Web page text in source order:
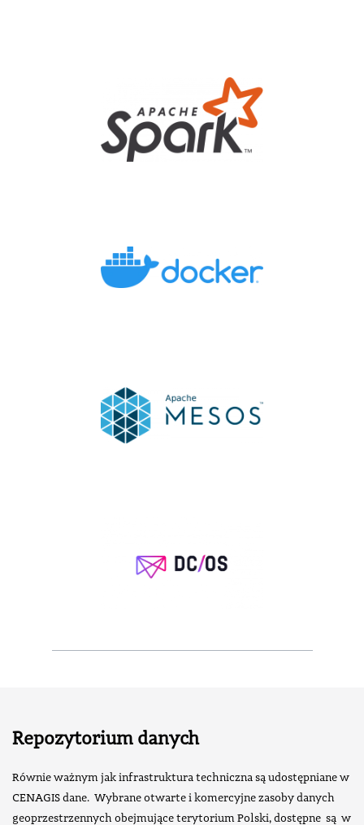
Repozytorium danych
Równie ważnym jak infrastruktura techniczna są udostępniane w
CENAGIS dane. Wybrane otwarte i komercyjne zasoby danych
geoprzestrzennych obejmujące terytorium Polski, dostępne są w